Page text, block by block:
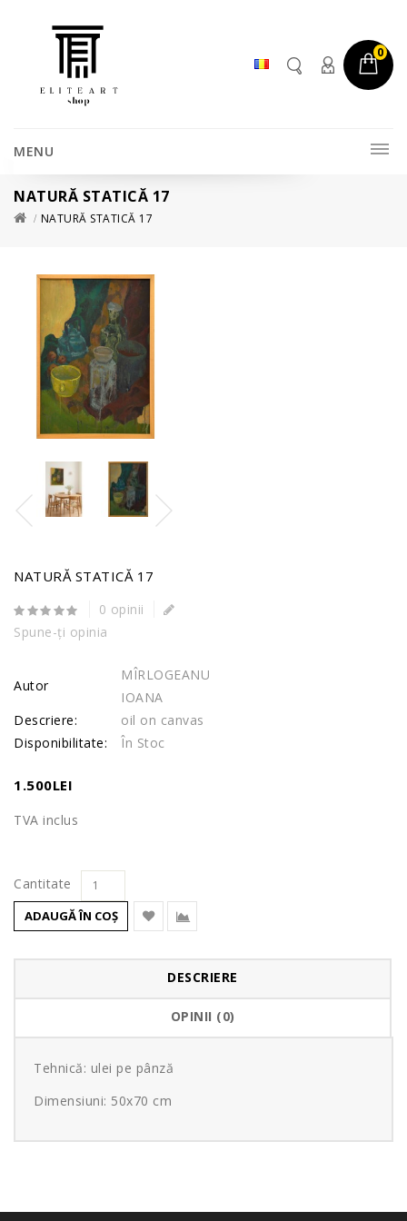
0
MENU
NATURĂ STATICĂ 17
NATURĂ STATICĂ 17
NATURĂ STATICĂ 17
0 opinii
Spune-ţi opinia
Autor
MÎRLOGEANU
IOANA
Descriere:
oil on canvas
Disponibilitate:
În Stoc
1.500LEI
TVA inclus
Cantitate
ADAUGĂ ÎN COŞ
DESCRIERE
OPINII (0)
Tehnică: ulei pe pânză
Dimensiuni: 50x70 cm